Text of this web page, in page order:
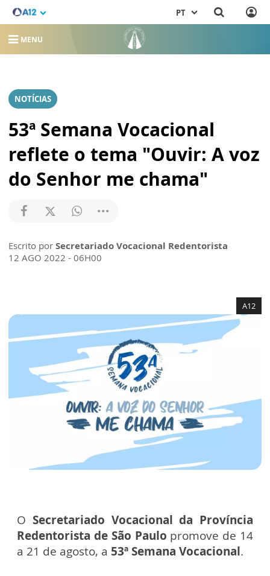
PT
MENU
NOTÍCIAS
53ª Semana Vocacional
reflete o tema "Ouvir: A voz
do Senhor me chama"
Escrito por Secretariado Vocacional Redentorista
12 AGO 2022 - 06H00
A12
O Secretariado Vocacional da Província
Redentorista de São Paulo promove de 14
a 21 de agosto, a 53ª Semana Vocacional.